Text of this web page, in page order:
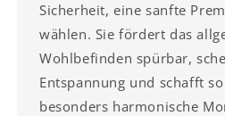
Sicherheit, eine sanfte
wählen. Sie fördert das
Wohlbefinden spürbar,
Entspannung und schafft
besonders harmonische